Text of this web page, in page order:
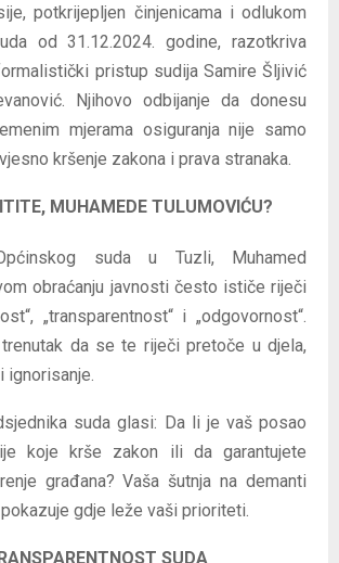
potkrijepljen činjenicama i odlukom
od 31.12.2024. godine, razotkriva
pristup sudija Samire Šljivić
Njihovo odbijanje da donesu
mjerama osiguranja nije samo
kršenje zakona i prava stranaka.
MUHAMEDE TULUMOVIĆU?
suda u Tuzli, Muhamed
obraćanju javnosti često ističe riječi
„transparentnost“ i „odgovornost“.
da se te riječi pretoče u djela,
ignorisanje.
suda glasi: Da li je vaš posao
koje krše zakon ili da garantujete
građana? Vaša šutnja na demanti
gdje leže vaši prioriteti.
SUDA